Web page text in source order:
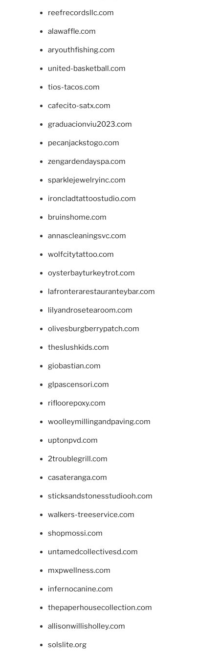
reefrecordsllc.com
alawaffle.com
aryouthfishing.com
united-basketball.com
tios-tacos.com
cafecito-satx.com
graduacionviu2023.com
pecanjackstogo.com
zengardendayspa.com
sparklejewelryinc.com
ironcladtattoostudio.com
bruinshome.com
annascleaningsvc.com
wolfcitytattoo.com
oysterbayturkeytrot.com
lafronterarestauranteybar.com
lilyandrosetearoom.com
olivesburgberrypatch.com
theslushkids.com
giobastian.com
glpascensori.com
rifloorepoxy.com
woolleymillingandpaving.com
uptonpvd.com
2troublegrill.com
casateranga.com
sticksandstonesstudiooh.com
walkers-treeservice.com
shopmossi.com
untamedcollectivesd.com
mxpwellness.com
infernocanine.com
thepaperhousecollection.com
allisonwillisholley.com
solslite.org